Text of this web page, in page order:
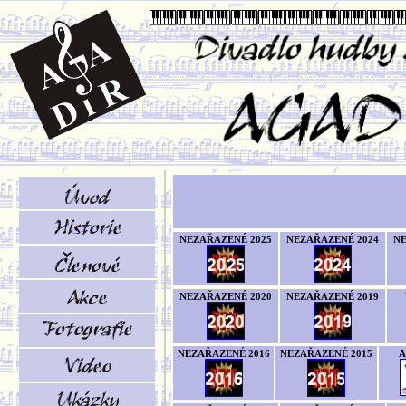
NEZAŘAZENÉ 2025 NEZAŘAZENÉ 2024
NEZAŘAZENÉ 2020 NEZAŘAZENÉ 2019
NEZAŘAZENÉ 2016 NEZAŘAZENÉ 2015